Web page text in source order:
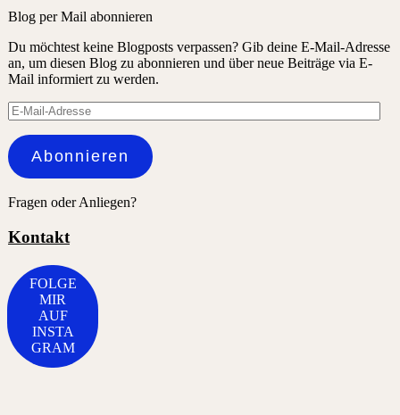
Blog per Mail abonnieren
Du möchtest keine Blogposts verpassen? Gib deine E-Mail-Adresse
an, um diesen Blog zu abonnieren und über neue Beiträge via E-
Mail informiert zu werden.
E-
Mail-
Adresse
Abonnieren
Fragen oder Anliegen?
Kontakt
FOLGE
MIR
AUF
INSTA
GRAM